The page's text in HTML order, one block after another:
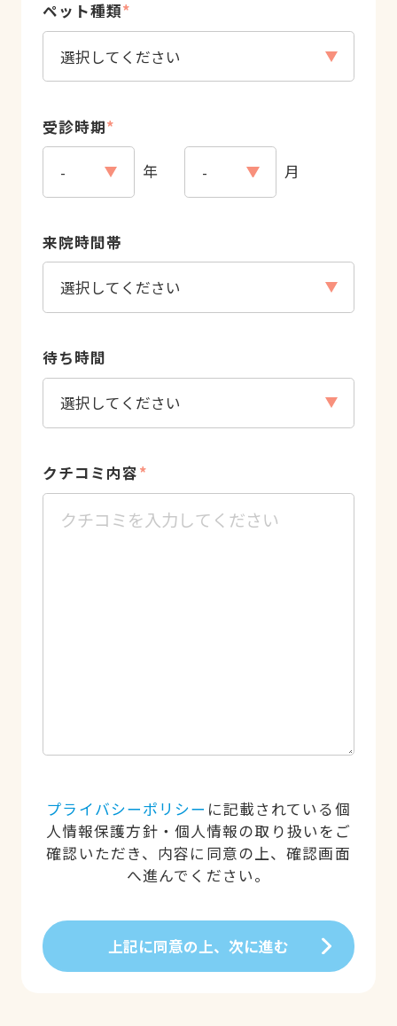
ペット種類*
受診時期*
年 月
来院時間帯
待ち時間
クチコミ内容*
プライバシーポリシー に記載されている個
人情報保護方針・個人情報の取り扱いをご
確認いただき、内容に同意の上、確認画面
へ進んでください。
上記に同意の上、次に進む